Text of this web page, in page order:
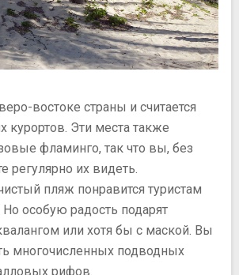
востоке страны и считается
курортов. Эти места также
фламинго, так что вы, без
регулярно их видеть.
пляж понравится туристам
Но особую радость подарят
или хотя бы с маской. Вы
многочисленных подводных
рифов.